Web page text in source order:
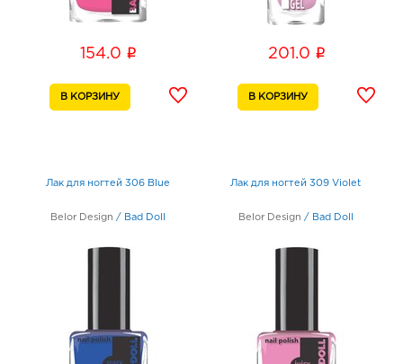
154.0 i 201.0 i
Лак для ногтей 306 Blue
Belor Design / Bad Doll
Лак для ногтей 309 Violet
Belor Design / Bad Doll